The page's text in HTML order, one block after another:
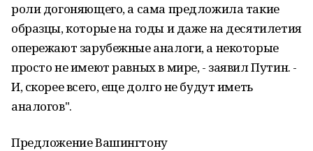
роли догоняющего, а сама предложила такие
образцы, которые на годы и даже на десятилетия
опережают зарубежные аналоги, а некоторые
просто не имеют равных в мире, - заявил Путин. -
И, скорее всего, еще долго не будут иметь
аналогов".
Предложение Вашингтону